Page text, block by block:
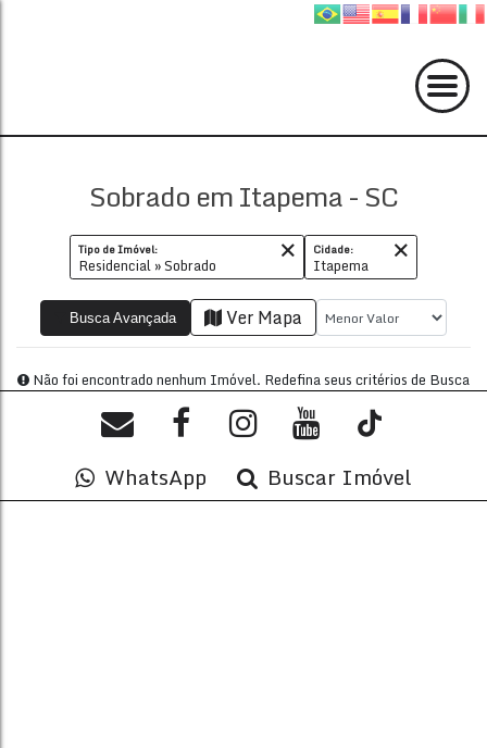
Sobrado em Itapema - SC
Tipo de Imóvel:
Residencial » Sobrado
Cidade:
Itapema
Busca Avançada Ver Mapa
Não foi encontrado nenhum Imóvel. Redefina seus
WhatsApp Buscar Imóvel